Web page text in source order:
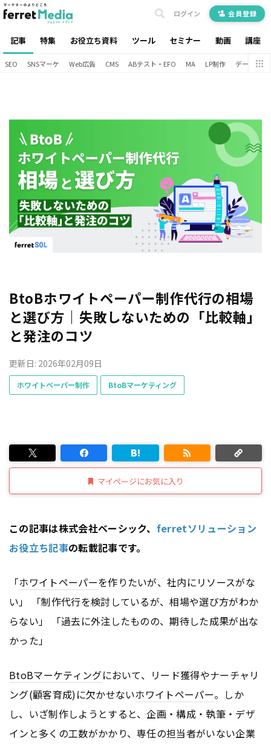
記事 特集 お役立ち資料 ツール セミナー 動画 講座
ログイン 会員登録
SEO SNSマーケ Web広告 CMS ABテスト・EFO MA LP制作 データ分析
BtoBホワイトペーパー制作代行の相場
と選び方｜失敗しないための「比較軸」
と発注のコツ
更新日: 2026年02月09日
ホワイトペーパー制作 BtoBマーケティング
マイページにお気に入り
この記事は株式会社ベーシック、 ferretソリューション
お役立ち記事の転載記事です。
「ホワイトペーパーを作りたいが、社内にリソースがな
い」 「制作代行を検討しているが、相場や選び方がわか
らない」 「過去に外注したものの、期待した成果が出な
かった」
BtoBマーケティングにおいて、リード獲得やナーチャリ
ング(顧客育成)に欠かせないホワイトペーパー。しか
し、いざ制作しようとすると、企画・構成・執筆・デザ
インと多くの工数がかかり、専任の担当者がいない企業